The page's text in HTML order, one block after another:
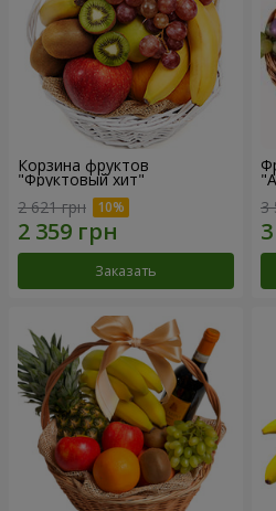
Корзина фруктов
"Фруктовый хит"
2 621 грн
Заказать
3